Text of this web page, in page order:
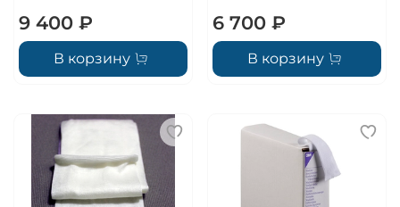
9 400 ₽
В корзину
6 700 ₽
В корзину